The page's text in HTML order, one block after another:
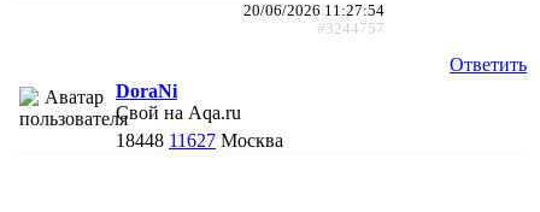
20/06/2026 11:27:54
#3244757
Ответить
DoraNi
Свой на Aqa.ru
18448 11627 Москва